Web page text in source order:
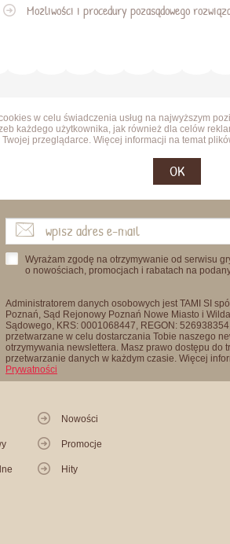
Możliwości i procedury pozasądowego
w celu świadczenia usług na najwyższym
każdego użytkownika, jak również dla celów
przeglądarce. Więcej informacji na temat
OK
Wyrażam zgodę na otrzymywanie od serwisu
o nowościach, promocjach i rabatach na
Administratorem danych osobowych jest TAMI SI
Poznań, Sąd Rejonowy Poznań Nowe Miasto i
Sądowego, KRS: 0001068447, REGON:
przetwarzane w celu dostarczania Tobie naszego
otrzymywania newslettera. Masz prawo dostępu
przetwarzanie danych w każdym czasie. Więcej
Prywatności
Nowości
Promocje
Hity